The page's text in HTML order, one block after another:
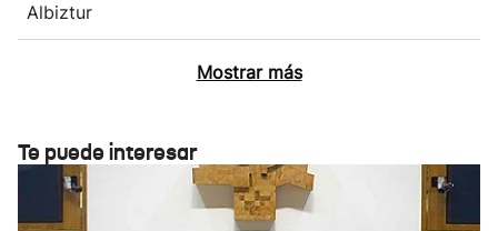
Albiztur
Mostrar más
Te puede interesar